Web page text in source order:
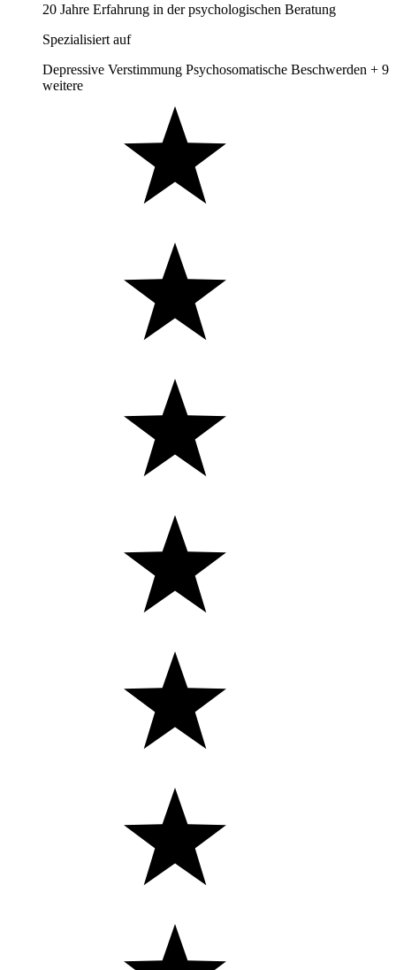
20 Jahre Erfahrung in der psychologischen Beratung
Spezialisiert auf
Depressive Verstimmung Psychosomatische Beschwerden + 9
weitere